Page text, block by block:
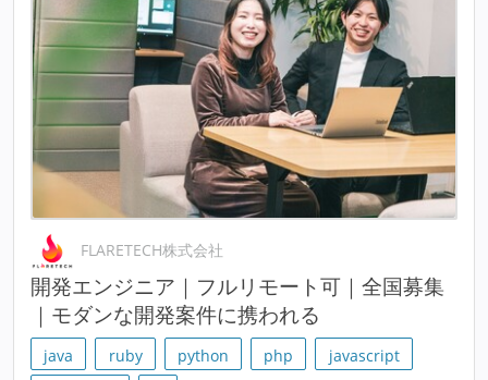
FLARETECH株式会社
開発エンジニア｜フルリモート可｜全国募集
｜モダンな開発案件に携われる
java ruby python php
javascript